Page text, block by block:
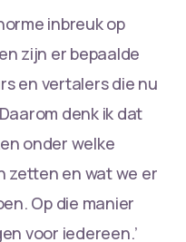
inbreuk op
zijn er bepaalde
en vertalers die nu
denk ik dat
onder welke
zetten en wat we er
Op die manier
voor iedereen.’